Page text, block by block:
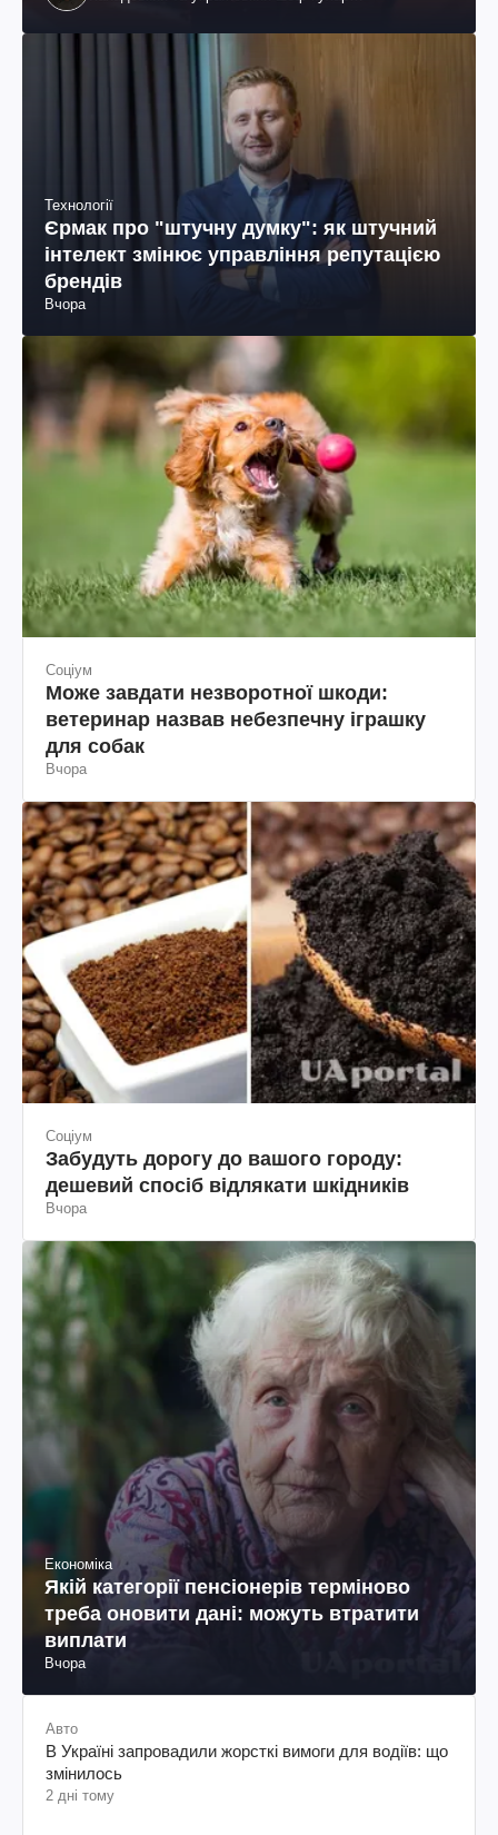
Технології
Єрмак про "штучну думку": як штучний
інтелект змінює управління репутацією
брендів
Вчора
Соціум
Може завдати незворотної шкоди:
ветеринар назвав небезпечну іграшку
для собак
Вчора
Соціум
Забудуть дорогу до вашого городу:
дешевий спосіб відлякати шкідників
Вчора
Економіка
Якій категорії пенсіонерів терміново
треба оновити дані: можуть втратити
виплати
Вчора
Авто
В Україні запровадили жорсткі вимоги для водіїв: що
змінилось
2 дні тому